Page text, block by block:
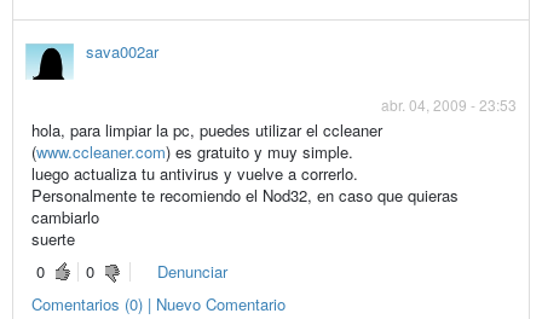
sava002ar
abr. 04, 2009 - 23:53
hola, para limpiar la pc, puedes utilizar el ccleaner
(www.ccleaner.com) es gratuito y muy simple.
luego actualiza tu antivirus y vuelve a correrlo.
Personalmente te recomiendo el Nod32, en caso que quieras
cambiarlo
suerte
0
0
Denunciar
Comentarios (0) | Nuevo Comentario